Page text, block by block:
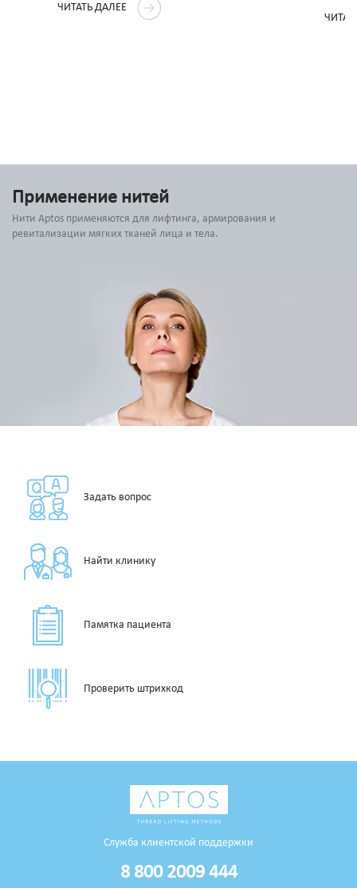
ЧИТАТЬ ДАЛЕЕ
Применение нитей
Нити Aptos применяются для лифтинга, армирования и
ревитализации мягких тканей лица и тела.
Задать вопрос
Найти клинику
Памятка пациента
Проверить штрихкод
Служба клиентской поддержки
8 800 2009 444